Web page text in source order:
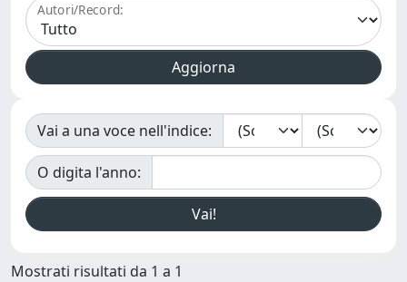
Autori/Record:
Vai a una voce nell'indice:
O digita l'anno:
Mostrati risultati da 1 a 1